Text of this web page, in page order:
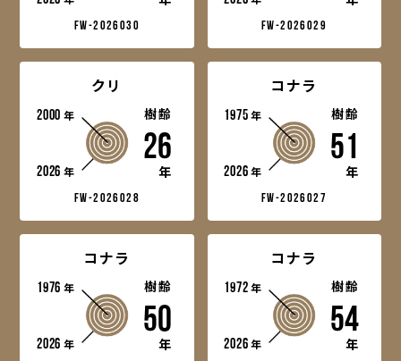
fw-2026030
fw-2026029
クリ
2000年
2026年
樹齢
26
年
fw-2026028
コナラ
1975年
2026年
樹齢
51
年
fw-2026027
コナラ
1976年
2026年
樹齢
50
年
コナラ
1972年
2026年
樹齢
54
年